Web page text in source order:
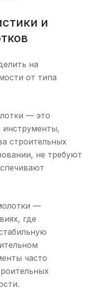
и
на
от типа
— это
инструменты,
строительных
не требуют
—
где
часто